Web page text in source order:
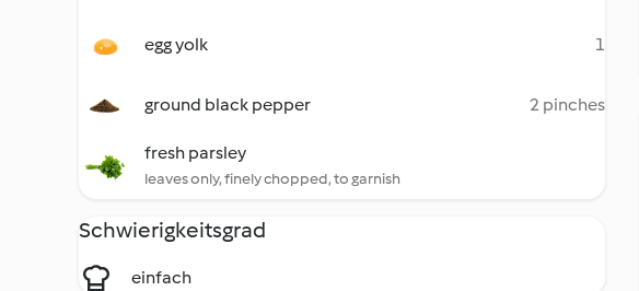
egg yolk 1
ground black pepper 2 pinches
fresh parsley
leaves only, finely chopped, to garnish
Schwierigkeitsgrad
einfach